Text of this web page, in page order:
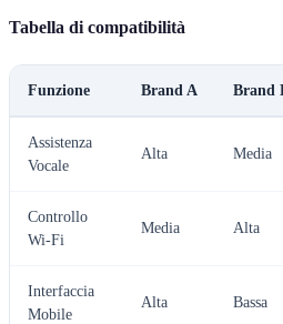
Tabella di compatibilità
Funzione Brand A Brand
Assistenza
Vocale
Alta Media
Controllo
Wi-Fi
Media Alta
Interfaccia
Mobile
Alta Bassa